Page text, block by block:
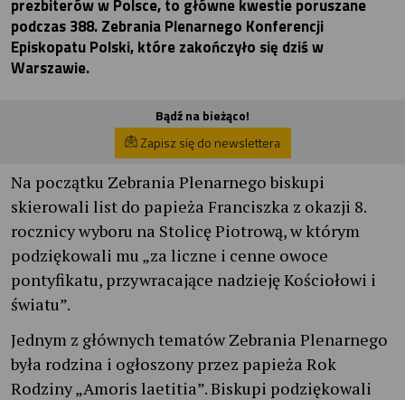
prezbiterów w Polsce, to główne kwestie poruszane
podczas 388. Zebrania Plenarnego Konferencji
Episkopatu Polski, które zakończyło się dziś w
Warszawie.
Bądź na bieżąco!
Zapisz się do newslettera
Na początku Zebrania Plenarnego biskupi
skierowali list do papieża Franciszka z okazji 8.
rocznicy wyboru na Stolicę Piotrową, w którym
podziękowali mu „za liczne i cenne owoce
pontyfikatu, przywracające nadzieję Kościołowi i
światu”.
Jednym z głównych tematów Zebrania Plenarnego
była rodzina i ogłoszony przez papieża Rok
Rodziny „Amoris laetitia”. Biskupi podziękowali